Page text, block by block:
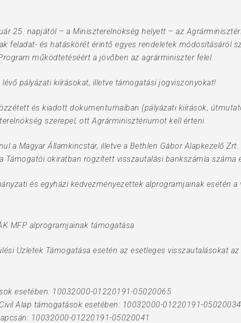
25. napjától – a Miniszterelnökség helyett – az
feladat- és hatáskörét érintő egyes rendeletek módosításáról
működtetéséért a jövőben az agrárminiszter felel.
pályázati kiírásokat, illetve támogatási jogviszonyokat!
és kiadott dokumentumaiban (pályázati kiírások,
szerepel, ott Agrárminisztériumot kell érteni.
a Magyar Államkincstár, illetve a Bethlen Gábor Alapkezelő
Támogatói okiratban rögzített visszautalási bankszámla száma
és egyházi kedvezményezettek alprogramjainak esetén
MFP alprogramjainak támogatása
Üzletek Támogatása esetén az esetleges visszautalásokat
esetében: 10032000-01220191-05020065
Alap támogatások esetében: 10032000-01220191-05020034
10032000-01220191-05020041